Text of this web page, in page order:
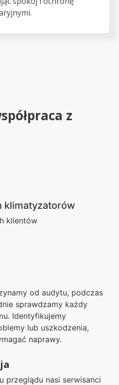
z
klimatyzatorów
klientów
od audytu, podczas
sprawdzamy każdy
Identyfikujemy
lub uszkodzenia,
naprawy.
przeglądu nasi serwisanci